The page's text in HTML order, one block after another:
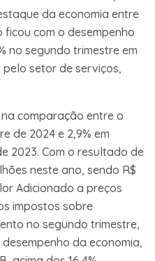
da economia entre
com o desempenho
no segundo trimestre em
setor de serviços,
comparação entre o
de 2024 e 2,9% em
2023. Com o resultado de
neste ano, sendo R$
Adicionado a preços
impostos sobre
no segundo trimestre,
da economia,